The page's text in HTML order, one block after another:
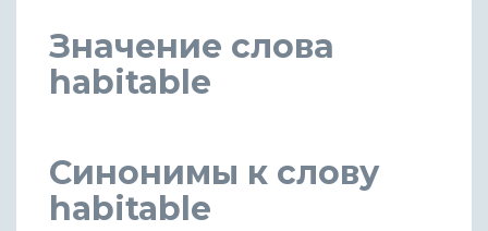
Значение слова
habitable
Синонимы к слову
habitable